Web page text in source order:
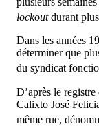
lockoutdurant
Dans les années
déterminer que
du syndicat
D’après le
Calixto José
même rue,